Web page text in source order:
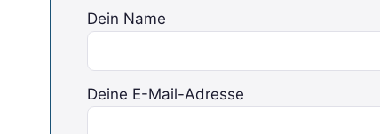
Dein Name
Deine E-Mail-Adresse